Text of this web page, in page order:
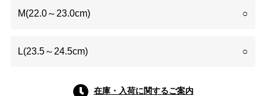
M(22.0～23.0cm) ○
L(23.5～24.5cm) ○
在庫・入荷に関するご案内